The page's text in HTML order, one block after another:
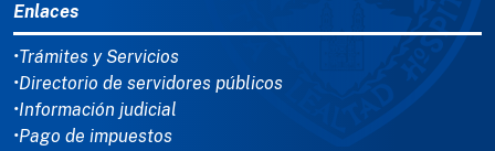
Enlaces
•Trámites y Servicios
•Directorio de servidores públicos
•Información judicial
•Pago de impuestos